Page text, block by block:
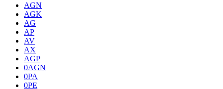
AGN
AGK
AG
AP
AV
AX
AGP
0AGN
0PA
0PE